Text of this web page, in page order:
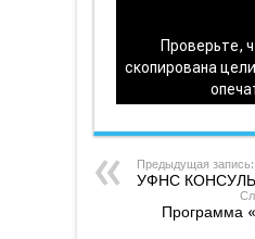
Предыдущая запись:
УФНС
Программа